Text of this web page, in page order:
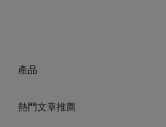
產品
熱門文章推薦